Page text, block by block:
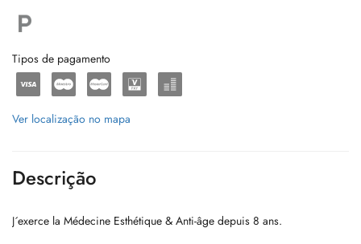
Tipos de pagamento
Ver localização no mapa
Descrição
J´exerce la Médecine Esthétique & Anti-âge depuis 8 ans.